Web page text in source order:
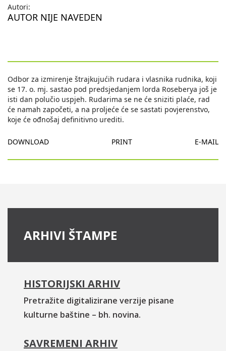
Autori:
AUTOR NIJE NAVEDEN
Odbor za izmirenje štrajkujućih rudara i vlasnika rudnika, koji
se 17. o. mj. sastao pod predsjedanjem lorda Roseberуa još je
isti dan polučio uspjeh. Rudarima se ne će sniziti plaće, rad
će namah započeti, a na proljeće će se sastati povjerenstvo,
koje će ođnošaj definitivno urediti.
DOWNLOAD PRINT E-MAIL
ARHIVI ŠTAMPE
HISTORIJSKI ARHIV
Pretražite digitalizirane verzije pisane
kulturne baštine – bh. novina.
SAVREMENI ARHIV